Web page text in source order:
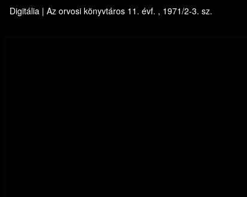
Digitália | Az orvosi könyvtáros 11. évf. , 1971/2-3. sz.